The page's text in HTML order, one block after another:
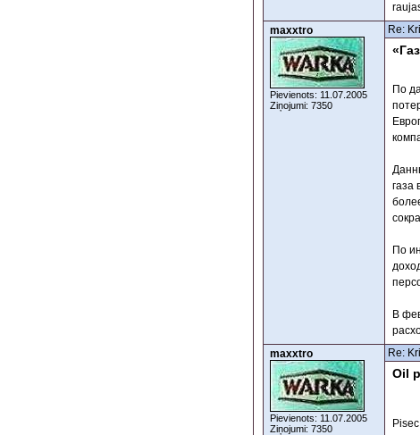
maxxtro
Pievienots: 11.07.2005
Ziņojumi: 7350
Re:
По
газа
По
В
maxxtro
Pievienots: 11.07.2005
Ziņojumi: 7350
Re:
Oil